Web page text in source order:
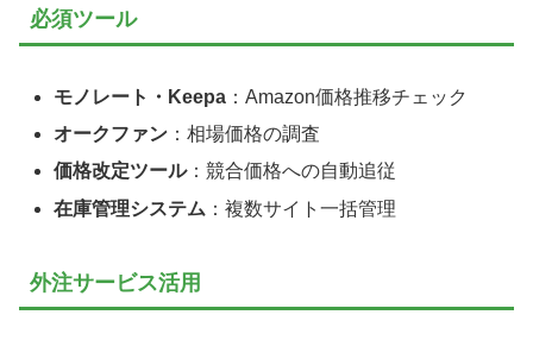
必須ツール
モノレート・Keepa ：Amazon価格推移チェック
オークファン ：相場価格の調査
価格改定ツール：競合価格への自動追従
在庫管理システム ：複数サイト一括管理
外注サービス活用